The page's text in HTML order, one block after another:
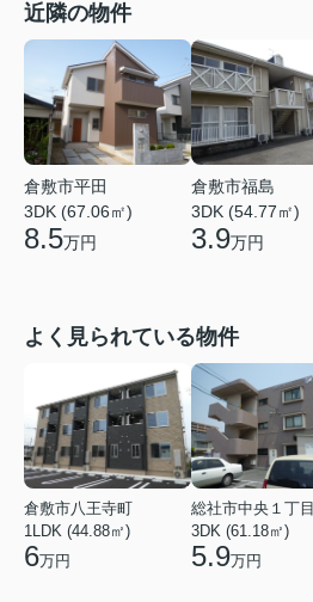
近隣の物件
倉敷市平田
3DK (67.06㎡)
8.5万円
倉敷市福島
3DK (54.77㎡)
3.9万円
よく見られている物件
倉敷市八王寺町
1LDK (44.88㎡)
6万円
総社市中央１丁目
3DK (61.18㎡)
5.9万円